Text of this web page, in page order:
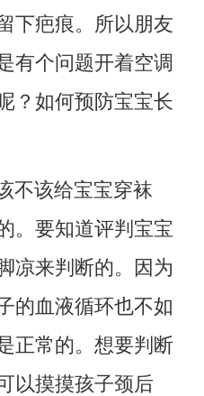
下疤痕。所以朋友
有个问题开着空调
？如何预防宝宝长
不该给宝宝穿袜
。要知道评判宝宝
凉来判断的。因为
的血液循环也不如
正常的。想要判断
以摸摸孩子颈后